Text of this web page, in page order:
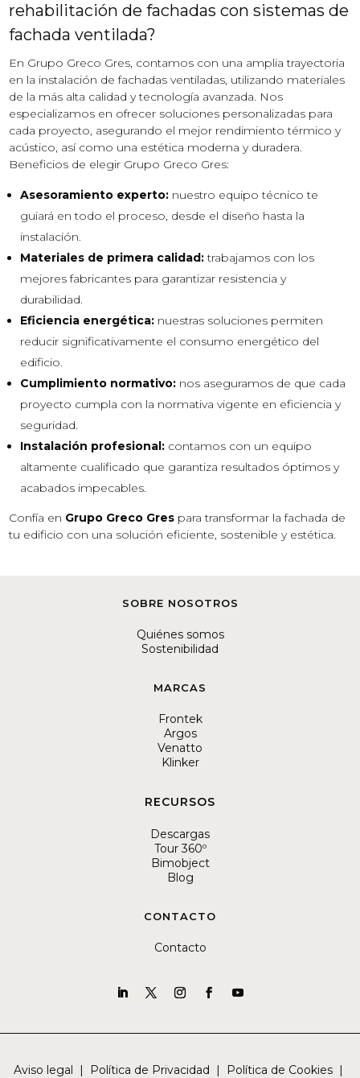
rehabilitación de fachadas con sistemas de
fachada ventilada?
En Grupo Greco Gres, contamos con una amplia trayectoria
en la instalación de fachadas ventiladas, utilizando materiales
de la más alta calidad y tecnología avanzada. Nos
especializamos en ofrecer soluciones personalizadas para
cada proyecto, asegurando el mejor rendimiento térmico y
acústico, así como una estética moderna y duradera.
Beneficios de elegir Grupo Greco Gres:
Asesoramiento experto: nuestro equipo técnico te
guiará en todo el proceso, desde el diseño hasta la
instalación.
Materiales de primera calidad:trabajamos con los
mejores fabricantes para garantizar resistencia y
durabilidad.
Eficiencia energética: nuestras soluciones permiten
reducir significativamente el consumo energético del
edificio.
Cumplimiento normativo: nos aseguramos de que cada
proyecto cumpla con la normativa vigente en eficiencia y
seguridad.
Instalación profesional: contamos con un equipo
altamente cualificado que garantiza resultados óptimos y
acabados impecables.
Confía en Grupo Greco Gres para transformar la fachada de
tu edificio con una solución eficiente, sostenible y estética.
SOBRE NOSOTROS
Quiénes somos
Sostenibilidad
MARCAS
Frontek
Argos
Venatto
Klinker
RECURSOS
Descargas
Tour 360º
Bimobject
Blog
CONTACTO
Contacto
Aviso legal | Política de Privacidad | Política de Cookies |